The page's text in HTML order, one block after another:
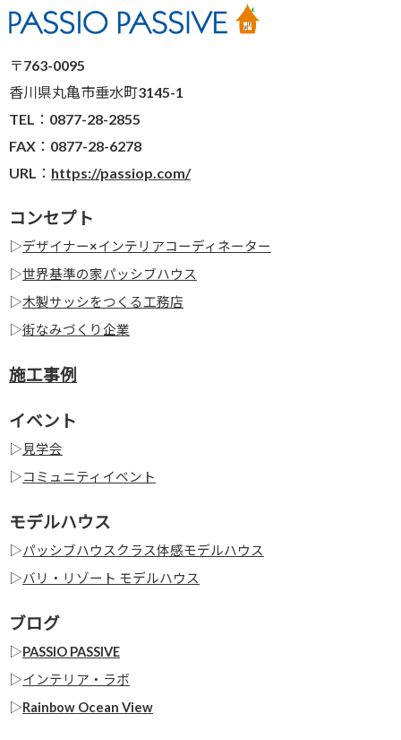
〒763-0095
香川県丸亀市垂水町3145-1
TEL：0877-28-2855
FAX：0877-28-6278
URL： https://passiop.com/
コンセプト
▷デザイナー×インテリアコーディネーター
▷世界基準の家パッシブハウス
▷木製サッシをつくる工務店
▷街なみづくり企業
施工事例
イベント
▷ 見学会
▷コミュニティイベント
モデルハウス
▷パッシブハウスクラス体感モデルハウス
▷バリ・リゾート モデルハウス
ブログ
▷PASSIO PASSIVE
▷インテリア・ラボ
▷Rainbow Ocean View